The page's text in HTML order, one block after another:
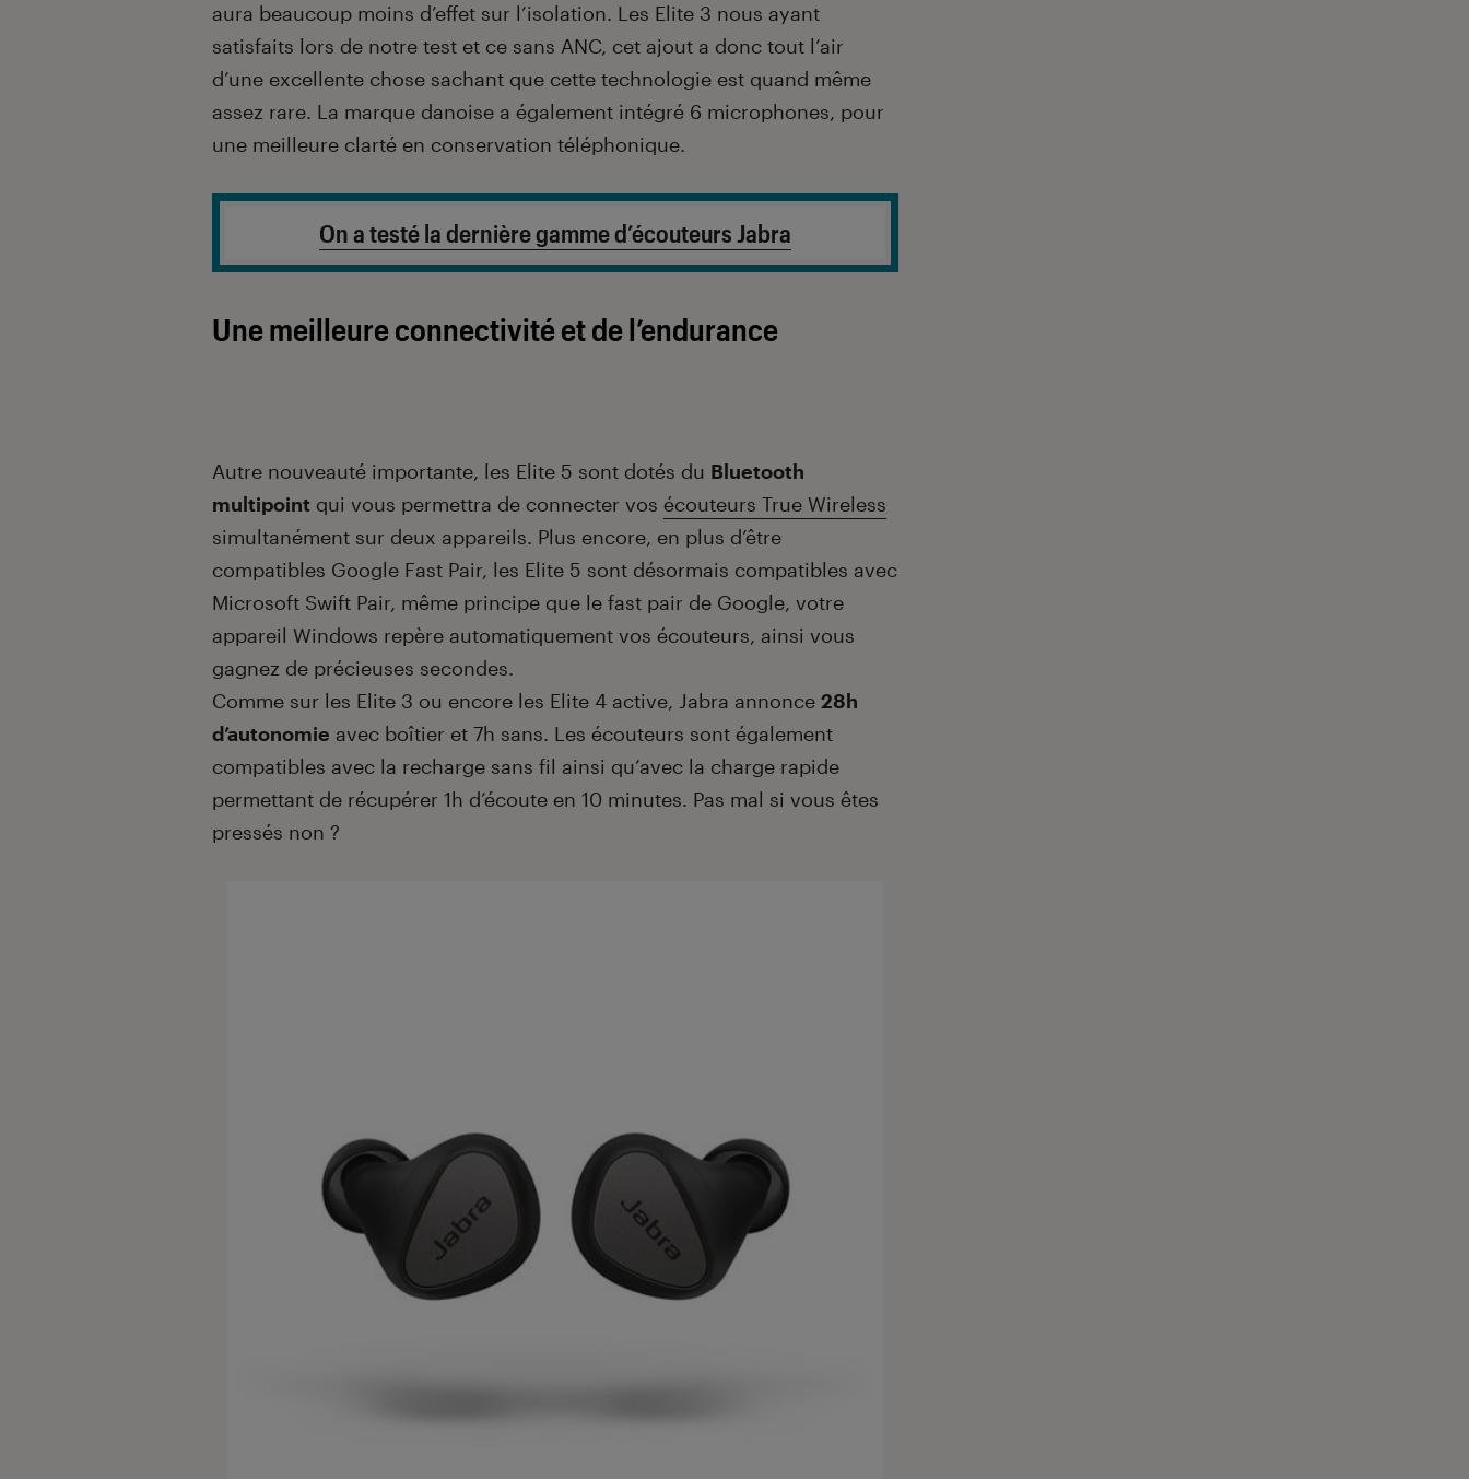
aura beaucoup moins d’effet sur l’isolation. Les Elite 3 nous ayant
satisfaits lors de notre test et ce sans ANC, cet ajout a donc tout l’air
d’une excellente chose sachant que cette technologie est quand même
assez rare. La marque danoise a également intégré 6 microphones, pour
une meilleure clarté en conservation téléphonique.
On a testé la dernière gamme d’écouteurs Jabra
Une meilleure connectivité et de l’endurance
Autre nouveauté importante, les Elite 5 sont dotés du Bluetooth
multipoint qui vous permettra de connecter vos écouteurs True Wireless
simultanément sur deux appareils. Plus encore, en plus d’être
compatibles Google Fast Pair, les Elite 5 sont désormais compatibles avec
Microsoft Swift Pair, même principe que le fast pair de Google, votre
appareil Windows repère automatiquement vos écouteurs, ainsi vous
gagnez de précieuses secondes.
Comme sur les Elite 3 ou encore les Elite 4 active, Jabra annonce 28h
d’autonomie avec boîtier et 7h sans. Les écouteurs sont également
compatibles avec la recharge sans fil ainsi qu’avec la charge rapide
permettant de récupérer 1h d’écoute en 10 minutes. Pas mal si vous êtes
pressés non ?